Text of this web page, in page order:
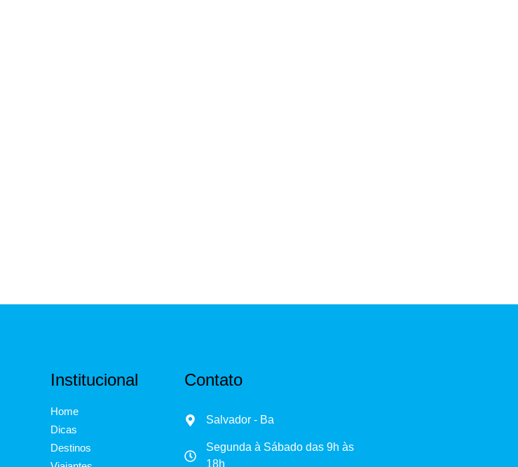
Institucional
Home
Dicas
Destinos
Contato
Salvador - Ba
Segunda à Sábado das 9h às
18h